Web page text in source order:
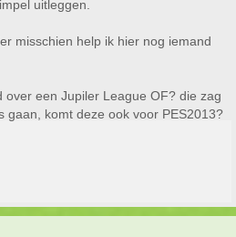
uitleggen.
misschien help ik hier nog iemand
over een Jupiler League OF? die zag
gaan, komt deze ook voor PES2013?